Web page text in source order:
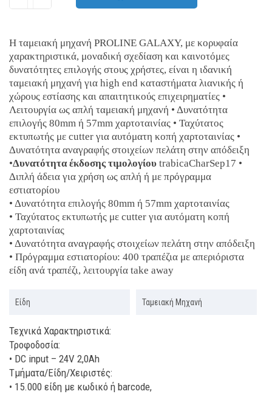
Η ταμειακή μηχανή PROLINE GALAXY, με κορυφαία
χαρακτηριστικά, μοναδική σχεδίαση και καινοτόμες
δυνατότητες επιλογής στους χρήστες, είναι η ιδανική
ταμειακή μηχανή για high end καταστήματα λιανικής ή
χώρους εστίασης και απαιτητικούς επιχειρηματίες •
Λειτουργία ως απλή ταμειακή μηχανή • Δυνατότητα
επιλογής 80mm ή 57mm χαρτοταινίας • Ταχύτατος
εκτυπωτής με cutter για αυτόματη κοπή χαρτοταινίας •
Δυνατότητα αναγραφής στοιχείων πελάτη στην απόδειξη
•Δυνατότητα έκδοσης τιμολογίου trabicaCharSep17 •
Διπλή άδεια για χρήση ως απλή ή με πρόγραμμα
εστιατορίου
• Δυνατότητα επιλογής 80mm ή 57mm χαρτοταινίας
• Ταχύτατος εκτυπωτής με cutter για αυτόματη κοπή
χαρτοταινίας
• Δυνατότητα αναγραφής στοιχείων πελάτη στην απόδειξη
• Πρόγραμμα εστιατορίου: 400 τραπέζια με απεριόριστα
είδη ανά τραπέζι, λειτουργία take away
Είδη Ταμειακή Μηχανή
Τεχνικά Χαρακτηριστικά:
Τροφοδοσία:
• DC input – 24V 2,0Ah
Τμήματα/Είδη/Χειριστές:
• 15.000 είδη με κωδικό ή barcode,